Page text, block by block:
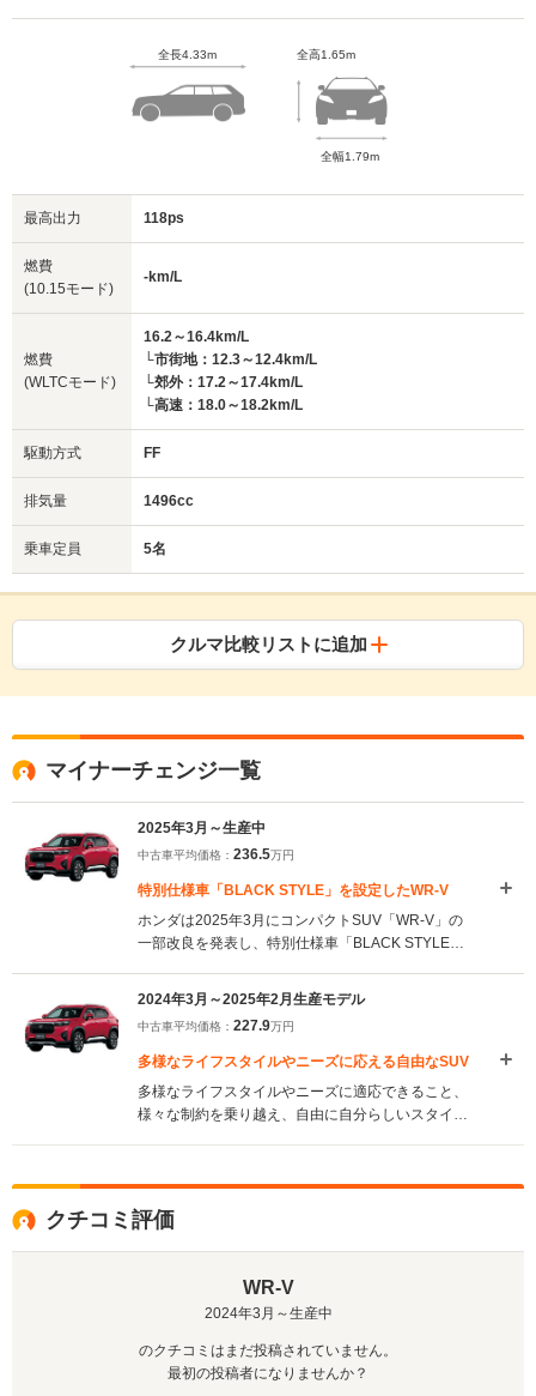
全長4.33m 全高1.65m
全幅1.79m
最高出力 118ps
燃費
(10.15モード)
-km/L
燃費
(WLTCモード)
16.2～16.4km/L
└市街地：12.3～12.4km/L
└郊外：17.2～17.4km/L
└高速：18.0～18.2km/L
駆動方式 FF
排気量 1496cc
乗車定員 5名
クルマ比較リストに追加
マイナーチェンジ一覧
2025年3月～生産中
中古車平均価格： 236.5万円
特別仕様車「BLACK STYLE」を設定したWR-V
ホンダは2025年3月にコンパクトSUV「WR-V」の
一部改良を発表し、特別仕様車「BLACK STYLE」
改良でインパネ下部やリアドアにソフトパッドを追
加し、内装にはブラウンのフルプライムスムースシ
ートを採用することで、上質な室内空間を実現し
た。また、新たな外装色「オブシダンブルー・パー
STYLE」は、アウタードアハンドルやシャークフィ
ンアンテナにクリスタルブラック・パールが採用さ
れ、17インチアルミホイールや本革巻ステアリング
洗練されたスタイルをもたせている。（2025.3）
2024年3月～2025年2月生産モデル
中古車平均価格： 227.9万円
多様なライフスタイルやニーズに応える自由なSUV
多様なライフスタイルやニーズに適応できること、
様々な制約を乗り越え、自由に自分らしいスタイル
テリア。シンプルで水平基調のデザインとし、スイ
ッチ類を中央に配置することで、運転しやすい空間
に仕立てられたインテリアを実現。パワートレイン
は、静粛性と高出力を両立させた、1.5L DOHC i-
「G-design Shift」が採用され、リニアな加速フィー
ルが追求されている。先進の安全運転支援システム
「ホンダセンシング」が全車に採用され、フロント
ワイドビューカメラと前後8つのソナーセンサーによ
クチコミ評価
WR-V
2024年3月～生産中
のクチコミはまだ投稿されていません。
最初の投稿者になりませんか？